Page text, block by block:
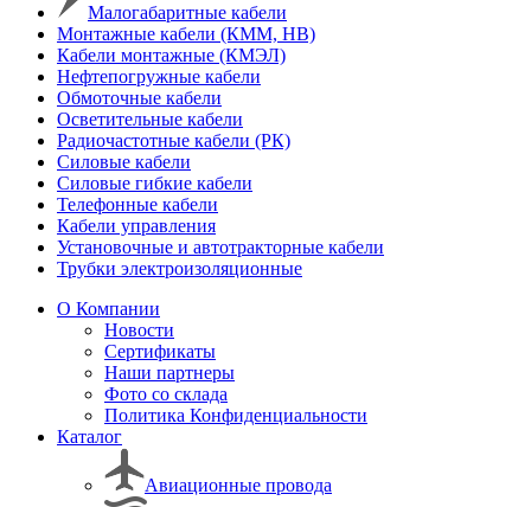
Малогабаритные кабели
Монтажные кабели (КММ, НВ)
Кабели монтажные (КМЭЛ)
Нефтепогружные кабели
Обмоточные кабели
Осветительные кабели
Радиочастотные кабели (РК)
Силовые кабели
Силовые гибкие кабели
Телефонные кабели
Кабели управления
Установочные и автотракторные кабели
Трубки электроизоляционные
О Компании
Новости
Сертификаты
Наши партнеры
Фото со склада
Политика Конфиденциальности
Каталог
Авиационные провода